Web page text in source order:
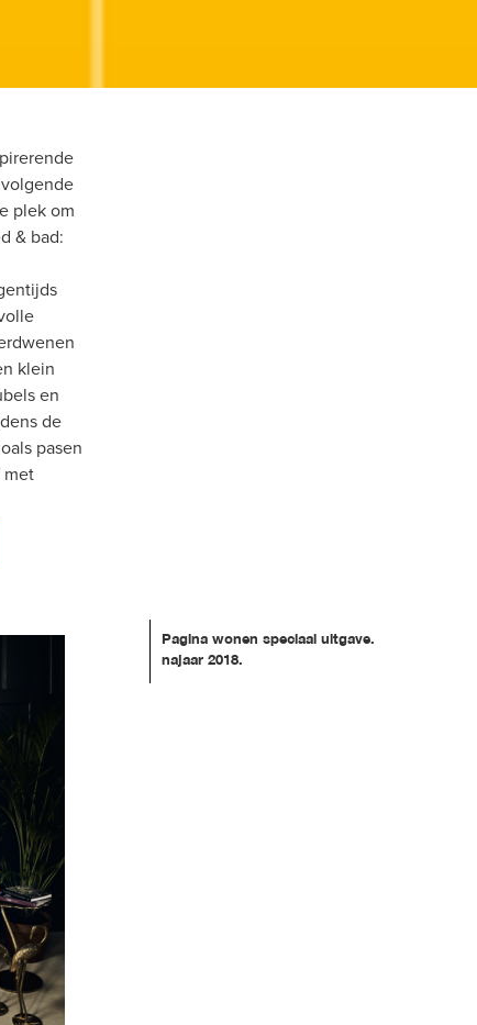
plek om
& bad:
klein
en
de
pasen
met
Pagina wonen speciaal uitgave.
najaar 2018.